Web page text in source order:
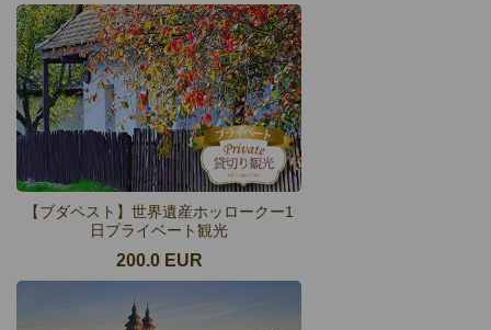
【ブダペスト】世界遺産ホッロークー1
日プライベート観光
200.0 EUR